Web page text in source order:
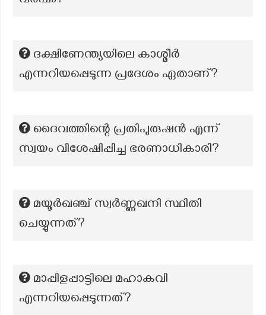
ദക്ഷിണേന്ത്യയിലെ കാശ്മീർ
എന്നറിയപ്പെടുന്ന പ്രദേശം ഏതാണ്?
ദൈവത്തിന്റെ പ്രതിപുരുഷൻ എന്ന്
സ്വയം വിശേഷിപ്പിച്ച ഭരണാധികാരി?
മയൂർഖഞ്ച് സ്വർണ്ണഖനി സ്ഥിതി
ചെയ്യുന്നത്?
മാപ്പിളപ്പാട്ടിലെ മഹാകവി
എന്നറിയപ്പെടുന്നത്?